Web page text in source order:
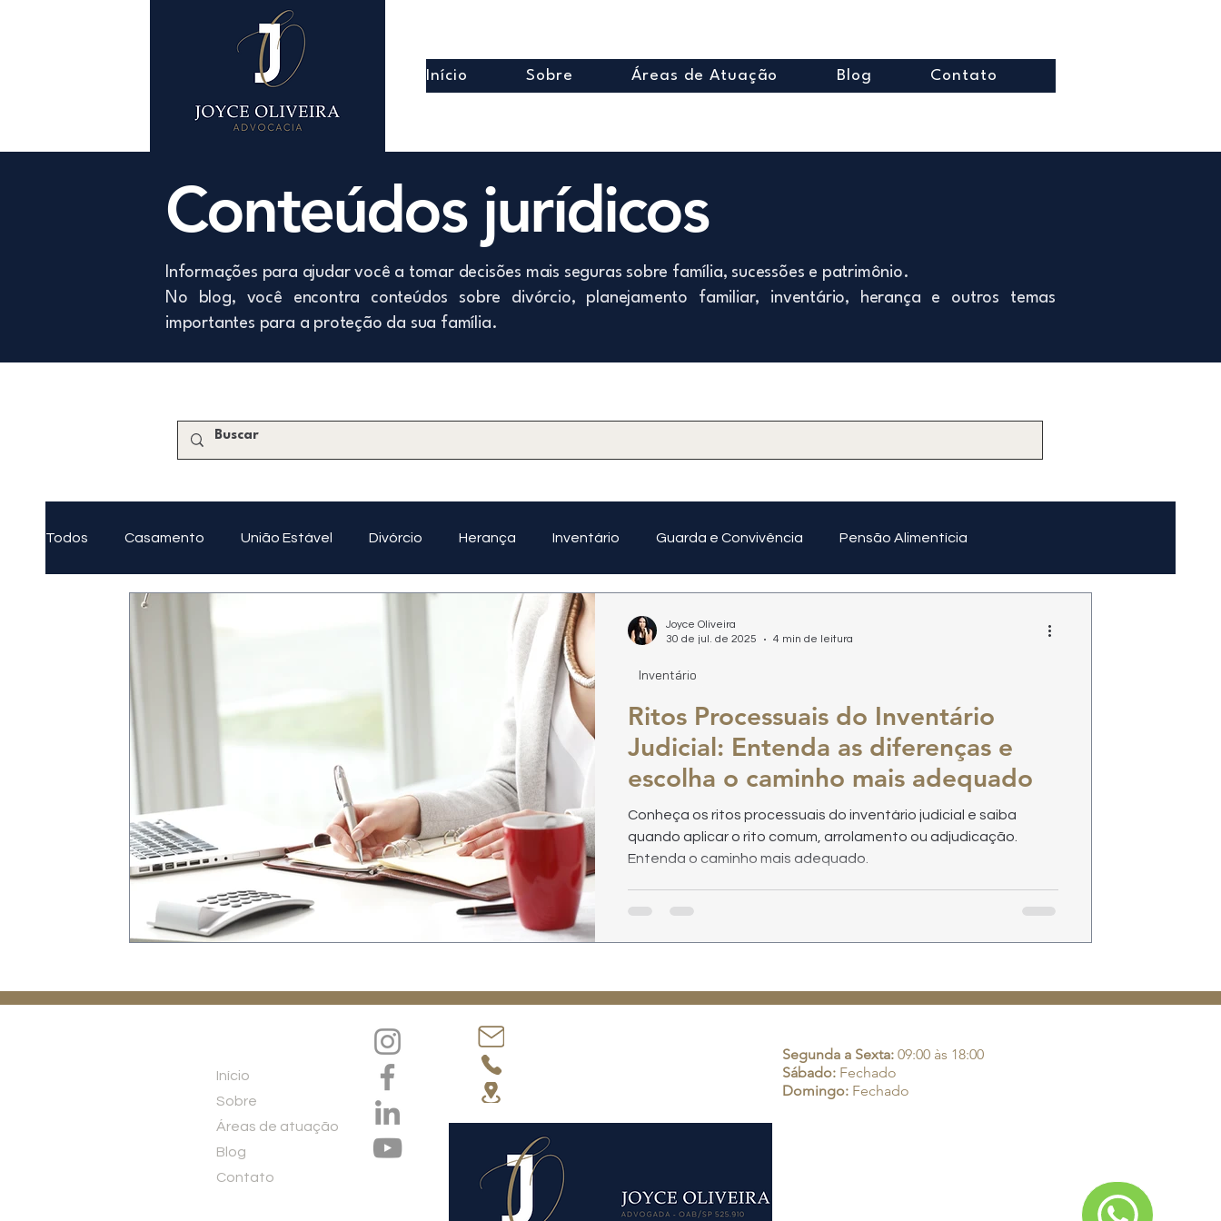
Início Sobre Áreas de Atuação Blog Contato
Conteúdos jurídicos
Informações para ajudar você a tomar decisões mais seguras sobre família, sucessões e patrimônio.
No blog, você encontra conteúdos sobre divórcio, planejamento familiar, inventário, herança e outros temas
importantes para a proteção da sua família.
Todos Casamento União Estável Divórcio Herança Inventário Guarda e Convivência Pensão Alimentícia
Tutela e Curatela Planejamento Sucessório
Ritos Processuais do Inventário
Judicial: Entenda as diferenças e
escolha o caminho mais adequado
Conheça os ritos processuais do inventário judicial e saiba
quando aplicar o rito comum, arrolamento ou adjudicação.
Entenda o caminho mais adequado.
Inventário
Joyce Oliveira
30 de jul. de 2025
4 min de leitura
Início
Sobre
Áreas de atuação
Blog
Contato
Segunda a Sexta: 09:00 às 18:00
Sábado: Fechado
Domingo: Fechado